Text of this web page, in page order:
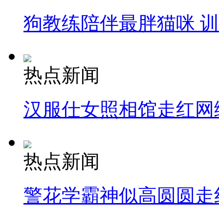
狗教练陪伴最胖猫咪
热点新闻
汉服仕女照相馆走红网
热点新闻
警花学霸神似高圆圆走